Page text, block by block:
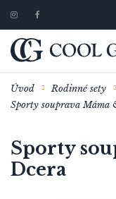
Úvod Rodinné sety
Sporty souprava Máma
Sporty
Dcera